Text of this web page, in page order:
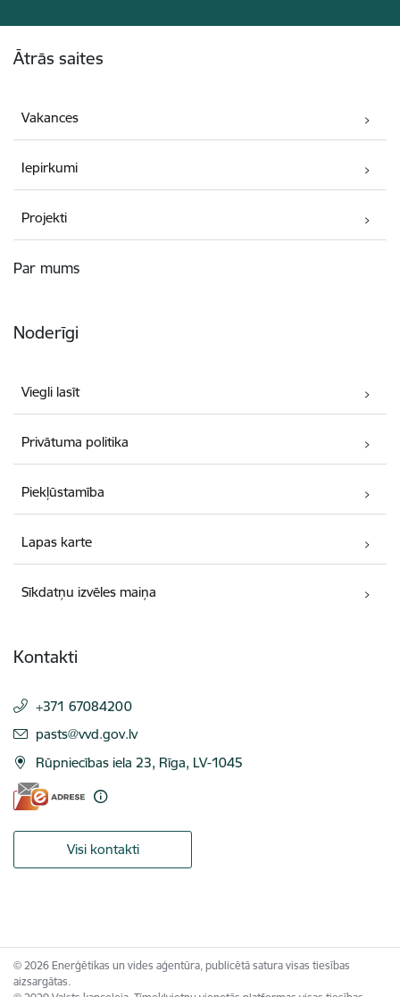
Ātrās saites
Vakances
Iepirkumi
Projekti
Par mums
Noderīgi
Viegli lasīt
Privātuma politika
Piekļūstamība
Lapas karte
Sīkdatņu izvēles maiņa
Kontakti
+371 67084200
E-pasts:
pasts@vvd.gov.lv
Rūpniecības iela 23, Rīga, LV-1045
Visi kontakti
© 2026 Enerģētikas un vides aģentūra, publicētā satura visas tiesības
aizsargātas.